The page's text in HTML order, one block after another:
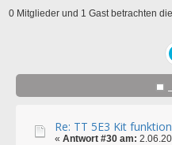
0 Mitglieder und 1 Gast betrachten
Re: TT 5E3 Kit
« Antwort #30 am: